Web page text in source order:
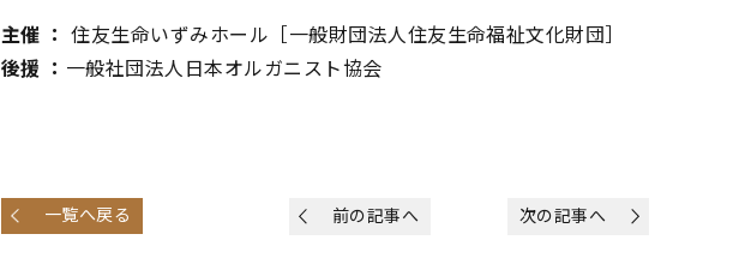
主催 ： 住友生命いずみホール［一般財団法人住友生命福祉文化財団］
後援 ： 一般社団法人日本オルガニスト協会
前の記事へ 次の記事へ
一覧へ戻る